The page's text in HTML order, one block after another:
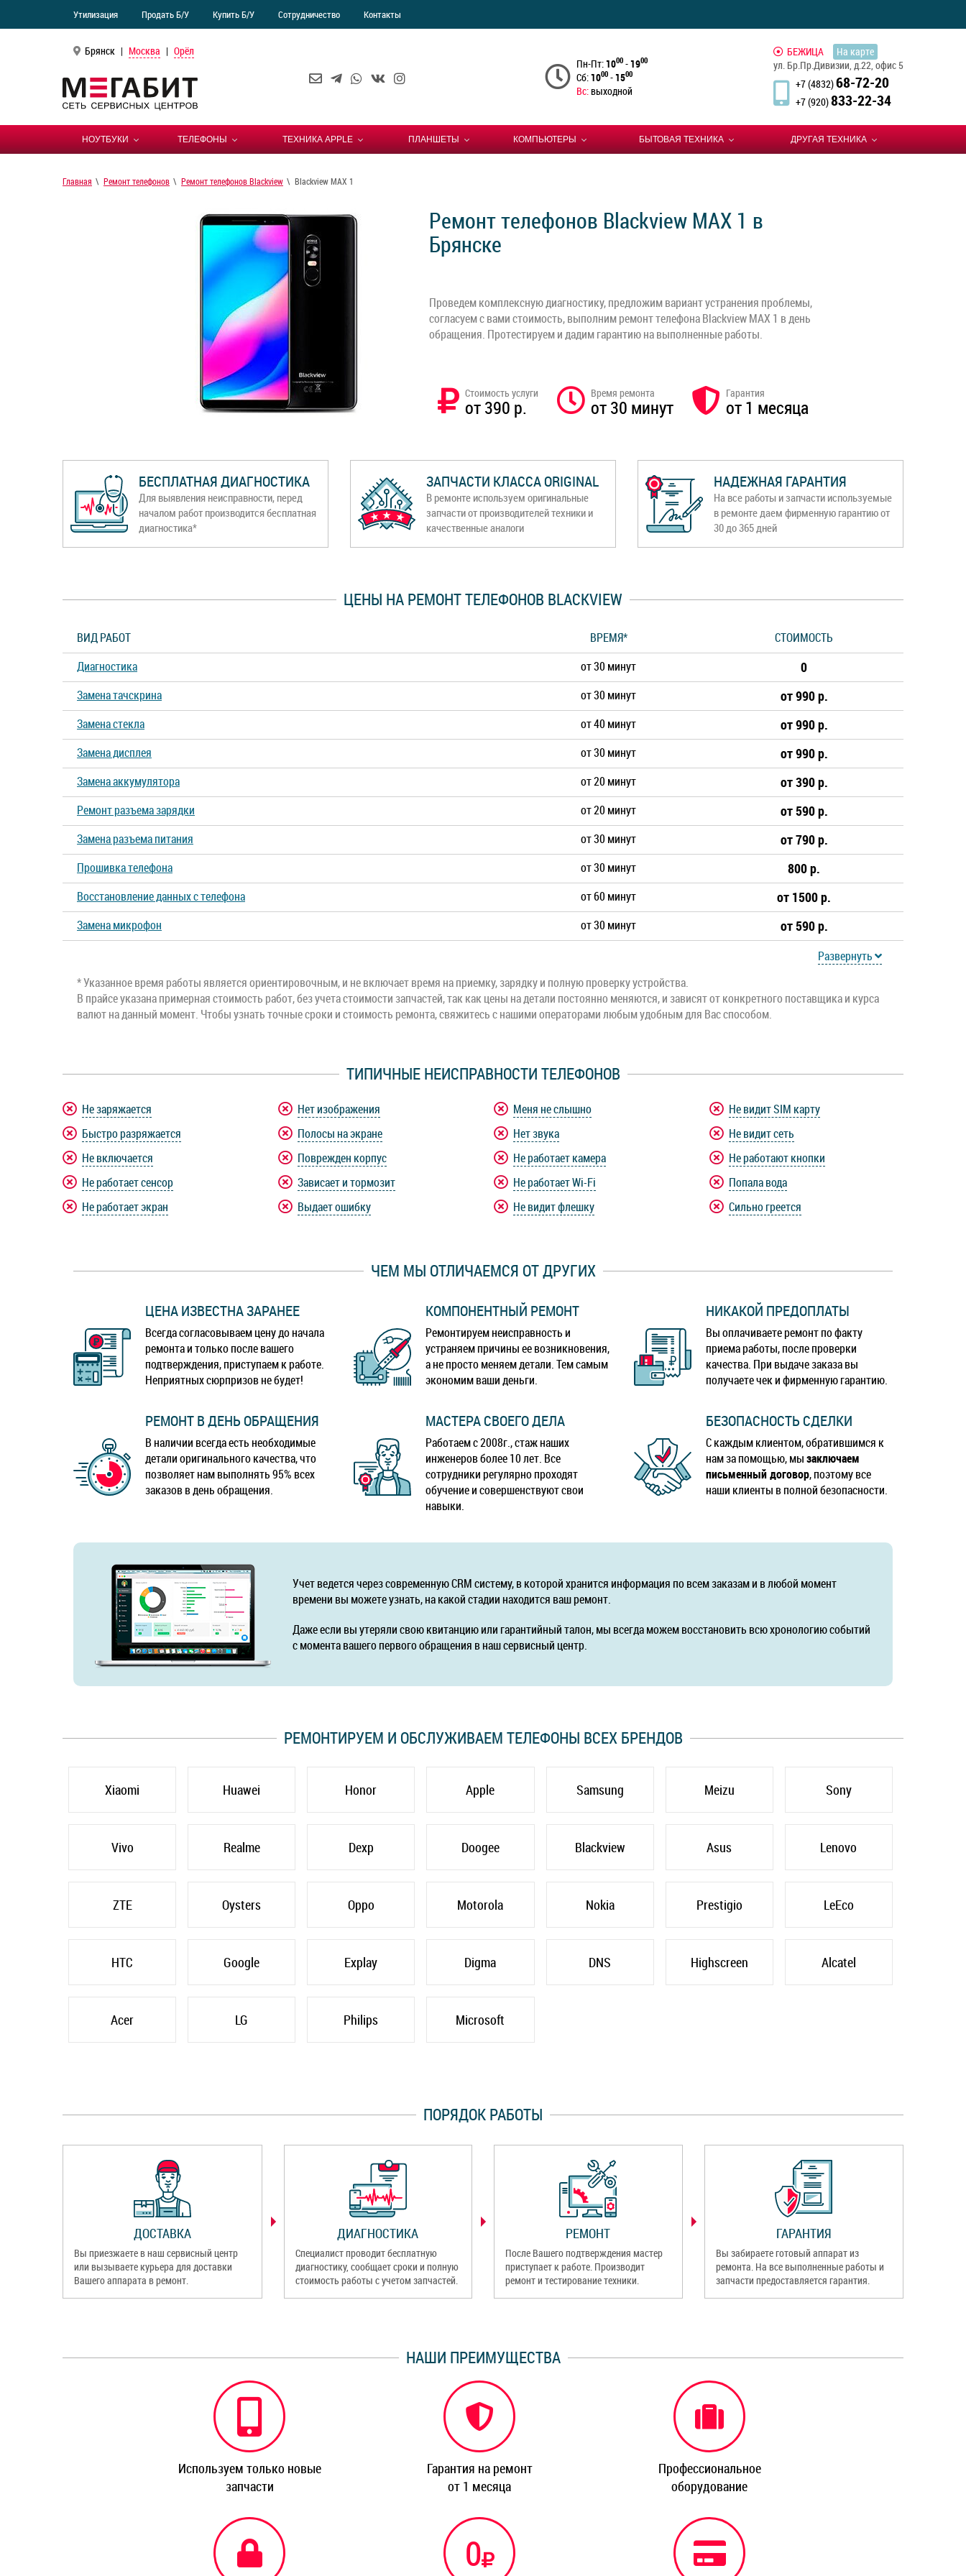
Утилизация Продать Б/У Купить Б/У Сотрудничество Контакты
Брянск | Москва | Орёл
Пн-Пт:1000-1900
Сб:1000-1500
Вс:выходной
БЕЖИЦА
На карте
ул. Бр.Пр.Дивизии, д.22, офис 5
+7 (4832)68-72-20
+7 (920)833-22-34
НОУТБУКИ ТЕЛЕФОНЫ ТЕХНИКА APPLE ПЛАНШЕТЫ КОМПЬЮТЕРЫ БЫТОВАЯ ТЕХНИКА ДРУГАЯ ТЕХНИКА
Главная Ремонт телефонов Ремонт телефонов Blackview Blackview MAX 1
Ремонт телефонов Blackview MAX 1 в
Брянске
Проведем комплексную диагностику, предложим вариант устранения проблемы,
согласуем с вами стоимость, выполним ремонт телефона Blackview MAX 1 в день
обращения. Протестируем и дадим гарантию на выполненные работы.
Стоимость услуги
от 390 р.
Время ремонта
от 30 минут
Гарантия
от 1 месяца
БЕСПЛАТНАЯ ДИАГНОСТИКА
Для выявления неисправности, перед
началом работ производится бесплатная
диагностика*
ЗАПЧАСТИ КЛАССА ORIGINAL
В ремонте используем оригинальные
запчасти от производителей техники и
качественные аналоги
НАДЕЖНАЯ ГАРАНТИЯ
На все работы и запчасти используемые
в ремонте даем фирменную гарантию от
30 до 365 дней
ЦЕНЫ НА РЕМОНТ ТЕЛЕФОНОВ BLACKVIEW
ВИД РАБОТ ВРЕМЯ*
СТОИМОСТЬ
Диагностика
от 30 минут 0
Замена тачскрина от 30 минут от 990 р.
Замена стекла от 40 минут от 990 р.
Замена дисплея от 30 минут от 990 р.
Замена аккумулятора от 20 минут от 390 р.
Ремонт разъема зарядки от 20 минут от 590 р.
Замена разъема питания от 30 минут от 790 р.
Прошивка телефона от 30 минут 800 р.
Восстановление данных с телефона от 60 минут от 1500 р.
Замена микрофон от 30 минут от 590 р.
Развернуть
* Указанное время работы является ориентировочным, и не включает время на приемку, зарядку и полную проверку устройства.
В прайсе указана примерная стоимость работ, без учета стоимости запчастей, так как цены на детали постоянно меняются, и зависят от конкретного поставщика и курса
валют на данный момент. Чтобы узнать точные сроки и стоимость ремонта, свяжитесь с нашими операторами любым удобным для Вас способом.
ТИПИЧНЫЕ НЕИСПРАВНОСТИ ТЕЛЕФОНОВ
Не заряжается
Быстро разряжается
Не включается
Не работает сенсор
Не работает экран
Нет изображения
Полосы на экране
Поврежден корпус
Зависает и тормозит
Выдает ошибку
Меня не слышно
Нет звука
Не работает камера
Не работает Wi-Fi
Не видит флешку
Не видит SIM карту
Не видит сеть
Не работают кнопки
Попала вода
Сильно греется
ЧЕМ МЫ ОТЛИЧАЕМСЯ ОТ ДРУГИХ
ЦЕНА ИЗВЕСТНА ЗАРАНЕЕ
Всегда согласовываем цену до начала
ремонта и только после вашего
подтверждения, приступаем к работе.
Неприятных сюрпризов не будет!
КОМПОНЕНТНЫЙ РЕМОНТ
Ремонтируем неисправность и
устраняем причины ее возникновения,
а не просто меняем детали. Тем самым
экономим ваши деньги.
НИКАКОЙ ПРЕДОПЛАТЫ
Вы оплачиваете ремонт по факту
приема работы, после проверки
качества. При выдаче заказа вы
получаете чек и фирменную гарантию.
РЕМОНТ В ДЕНЬ ОБРАЩЕНИЯ
В наличии всегда есть необходимые
детали оригинального качества, что
позволяет нам выполнять 95% всех
заказов в день обращения.
МАСТЕРА СВОЕГО ДЕЛА
Работаем с 2008г., стаж наших
инженеров более 10 лет. Все
сотрудники регулярно проходят
обучение и совершенствуют свои
навыки.
БЕЗОПАСНОСТЬ СДЕЛКИ
С каждым клиентом, обратившимся к
нам за помощью, мызаключаем
письменный договор, поэтому все
наши клиенты в полной безопасности.
Учет ведется через современную CRM систему, в которой хранится информация по всем заказам и в любой момент
времени вы можете узнать, на какой стадии находится ваш ремонт.
Даже если вы утеряли свою квитанцию или гарантийный талон, мы всегда можем восстановить всю хронологию событий
с момента вашего первого обращения в наш сервисный центр.
РЕМОНТИРУЕМ И ОБСЛУЖИВАЕМ ТЕЛЕФОНЫ ВСЕХ БРЕНДОВ
Xiaomi Huawei Honor Apple Samsung Meizu Sony
Vivo Realme Dexp Doogee Blackview Asus Lenovo
ZTE Oysters Oppo Motorola Nokia Prestigio LeEco
HTC Google Explay Digma DNS Highscreen Alcatel
Acer LG Philips Microsoft
ПОРЯДОК РАБОТЫ
ДОСТАВКА
Вы приезжаете в наш сервисный центр
или вызываете курьера для доставки
Вашего аппарата в ремонт.
ДИАГНОСТИКА
Специалист проводит бесплатную
диагностику, сообщает сроки и полную
стоимость работы с учетом запчастей.
РЕМОНТ
После Вашего подтверждения мастер
приступает к работе. Производит
ремонт и тестирование техники.
ГАРАНТИЯ
Вы забираете готовый аппарат из
ремонта. На все выполненные работы и
запчасти предоставляется гарантия.
НАШИ ПРЕИМУЩЕСТВА
Используем только новые
запчасти
Гарантия на ремонт
от 1 месяца
Профессиональное
оборудование
0